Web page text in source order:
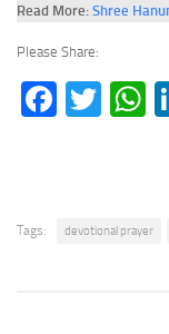
Read More: Shree
Please Share:
Tags: devotional prayer